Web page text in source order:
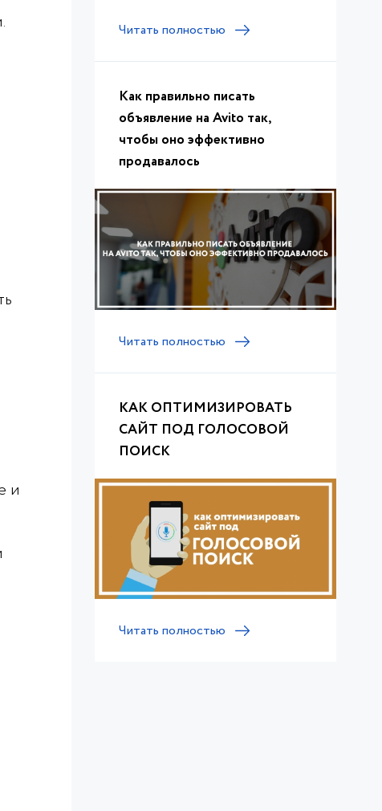
и
Читать полностью
Как правильно писать
объявление на Avito так,
чтобы оно эффективно
продавалось
Читать полностью
КАК ОПТИМИЗИРОВАТЬ
САЙТ ПОД ГОЛОСОВОЙ
ПОИСК
Читать полностью